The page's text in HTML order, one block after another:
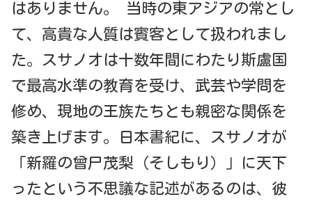
はありません。 当時の東アジアの常とし
て、高貴な人質は賓客として扱われまし
た。スサノオは十数年間にわたり斯盧国
で最高水準の教育を受け、武芸や学問を
修め、現地の王族たちとも親密な関係を
築き上げます。日本書紀に、スサノオが
「新羅の曾尸茂梨（そしもり）」に天下
ったという不思議な記述があるのは、彼